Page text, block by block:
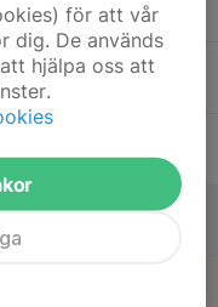
för att vår
dig. De används
hjälpa oss att